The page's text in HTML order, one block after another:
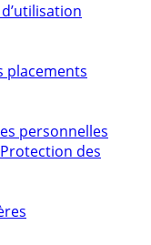
placements
personnelles
des